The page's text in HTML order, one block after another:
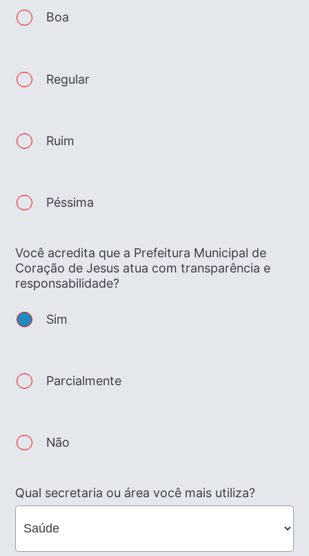
Boa
Regular
Ruim
Péssima
Você acredita que a Prefeitura Municipal de
Coração de Jesus atua com transparência e
responsabilidade?
Sim
Parcialmente
Não
Qual secretaria ou área você mais utiliza?